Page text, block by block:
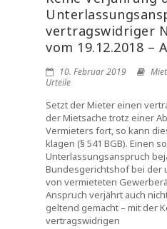
vertragswidriger
vom 19.12.2018 –
10. Februar 2019
Urteile
Setzt der Mieter einen
der Mietsache trotz einer
Vermieters fort, so kann
klagen (§ 541 BGB). Einen
Unterlassungsanspruch
Bundesgerichtshof bei der
von vermieteten
Anspruch verjährt auch
geltend gemacht – mit der
vertragswidrigen